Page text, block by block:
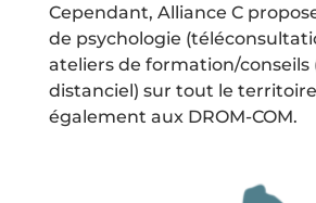
Cependant, Alliance C
de psychologie
ateliers de formation/conseils
distanciel) sur tout le
également aux DROM-COM.